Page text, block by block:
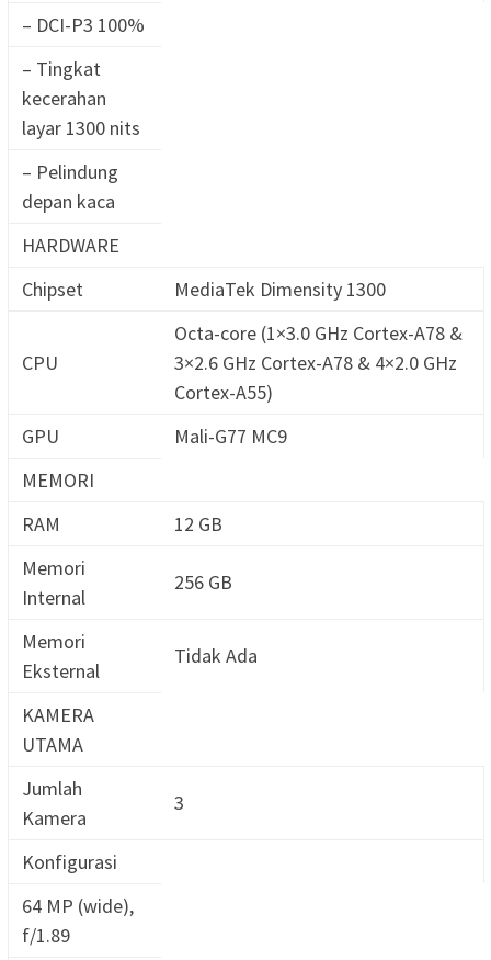
– DCI-P3 100%
– Tingkat
kecerahan
layar 1300 nits
– Pelindung
depan kaca
HARDWARE
Chipset
MediaTek Dimensity 1300
CPU
Octa-core (1×3.0 GHz Cortex-A78 &
3×2.6 GHz Cortex-A78 & 4×2.0 GHz
Cortex-A55)
GPU
Mali-G77 MC9
MEMORI
RAM
12 GB
Memori
Internal
256 GB
Memori
Eksternal
Tidak Ada
KAMERA
UTAMA
Jumlah
Kamera
3
Konfigurasi
64 MP (wide),
f/1.89